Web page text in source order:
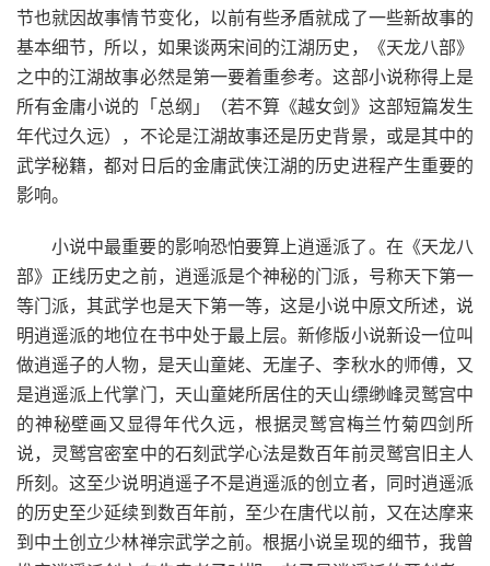
节也就因故事情节变化，以前有些矛盾就成了一些新故事的
基本细节，所以，如果谈两宋间的江湖历史，《天龙八部》
之中的江湖故事必然是第一要着重参考。这部小说称得上是
所有金庸小说的「总纲」（若不算《越女剑》这部短篇发生
年代过久远），不论是江湖故事还是历史背景，或是其中的
武学秘籍，都对日后的金庸武侠江湖的历史进程产生重要的
影响。
小说中最重要的影响恐怕要算上逍遥派了。在《天龙八
部》正线历史之前，逍遥派是个神秘的门派，号称天下第一
等门派，其武学也是天下第一等，这是小说中原文所述，说
明逍遥派的地位在书中处于最上层。新修版小说新设一位叫
做逍遥子的人物，是天山童姥、无崖子、李秋水的师傅，又
是逍遥派上代掌门，天山童姥所居住的天山缥缈峰灵鹫宫中
的神秘壁画又显得年代久远，根据灵鹫宫梅兰竹菊四剑所
说，灵鹫宫密室中的石刻武学心法是数百年前灵鹫宫旧主人
所刻。这至少说明逍遥子不是逍遥派的创立者，同时逍遥派
的历史至少延续到数百年前，至少在唐代以前，又在达摩来
到中土创立少林禅宗武学之前。根据小说呈现的细节，我曾